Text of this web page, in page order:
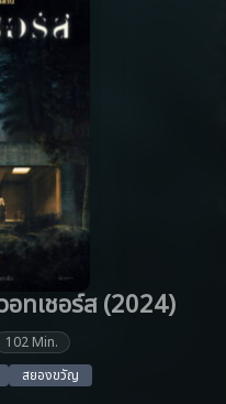
ทเชอร์ส (2024)
102 Min.
สยองขวัญ